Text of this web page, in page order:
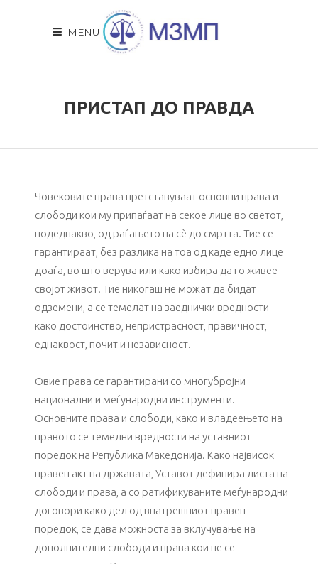
MENU
ПРИСТАП ДО ПРАВДA
Човековите права претставуваат основни права и
слободи кои му припаѓаат на секое лице во светот,
подеднакво, од раѓањето па сè до смртта. Тие се
гарантираат, без разлика на тоа од каде едно лице
доаѓа, во што верува или како избира да го живее
својот живот. Тие никогаш не можат да бидат
одземени, а се темелат на заеднички вредности
како достоинство, непристрасност, правичност,
еднаквост, почит и независност.
Овие права се гарантирани со многубројни
национални и меѓународни инструменти.
Основните права и слободи, како и владеењето на
правото се темелни вредности на уставниот
поредок на Република Македонија. Како највисок
правен акт на државата, Уставот дефинира листа на
слободи и права, а со ратификуваните меѓународни
договори како дел од внатрешниот правен
поредок, се дава можноста за вклучување на
дополнителни слободи и права кои не се